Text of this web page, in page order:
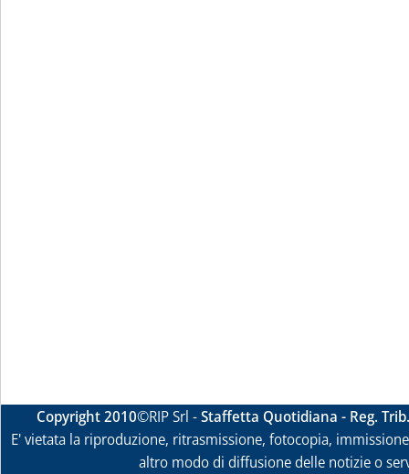
Copyright 2010©RIP Srl -Staffetta Quotidiana - Reg.
E' vietata la riproduzione, ritrasmissione, fotocopia,
altro modo di diffusione delle notizie o